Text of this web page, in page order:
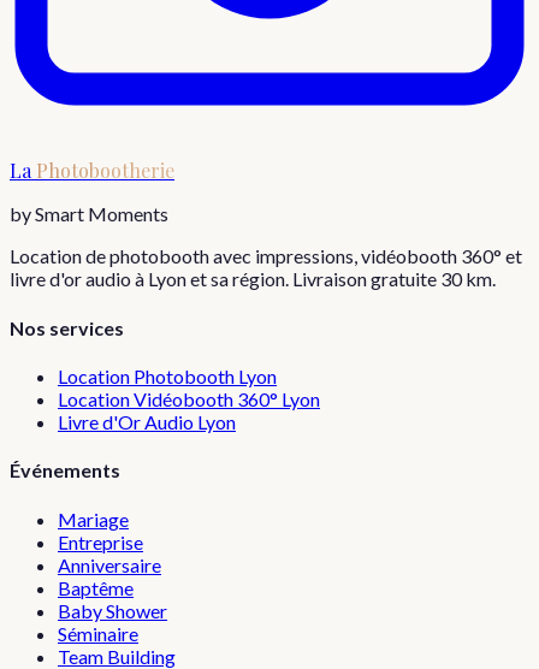
LaPhotobootherie
by Smart Moments
Location de photobooth avec impressions, vidéobooth 360° et
livre d'or audio à Lyon et sa région. Livraison gratuite 30 km.
Nos services
Location Photobooth Lyon
Location Vidéobooth 360° Lyon
Livre d'Or Audio Lyon
Événements
Mariage
Entreprise
Anniversaire
Baptême
Baby Shower
Séminaire
Team Building